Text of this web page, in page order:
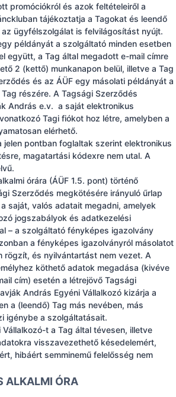
promóciókról és azok feltételeiről a
tájékoztatja a Tagokat és leendő
ügyfélszolgálat is felvilágosítást nyújt.
példányát a szolgáltató minden esetben
együtt, a Tag által megadott e-mail címre
2 (kettő) munkanapon belül, illetve a Tag
és az ÁÜF egy másolati példányát a
részére. A Tagsági Szerződés
András e.v. a saját elektronikus
Tagi fiókot hoz létre, amelyben a
elérhető.
jelen pontban foglaltak szerint elektronikus
magatartási kódexre nem utal. A
órára (ÁÜF 1.5. pont) történő
Szerződés megkötésére irányuló űrlap
saját, valós adatait megadni, amelyek
jogszabályok és adatkezelési
– a szolgáltató fényképes igazolvány
a fényképes igazolványról másolatot
rögzít, és nyilvántartást nem vezet. A
köthető adatok megadása (kivéve
cím) esetén a létrejövő Tagsági
András Egyéni Vállalkozó kizárja a
a (leendő) Tag más nevében, más
igénybe a szolgáltatásait.
t a Tag által tévesen, illetve
visszavezethető késedelemért,
hibáért semminemű felelősség nem
ALKALMI ÓRA